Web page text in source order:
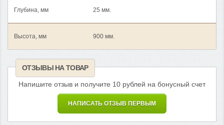
Глубина, мм 25 мм.
Высота, мм 900 мм.
ОТЗЫВЫ НА ТОВАР
Напишите отзыв и получите 10 рублей на бонусный счет
НАПИСАТЬ ОТЗЫВ ПЕРВЫМ